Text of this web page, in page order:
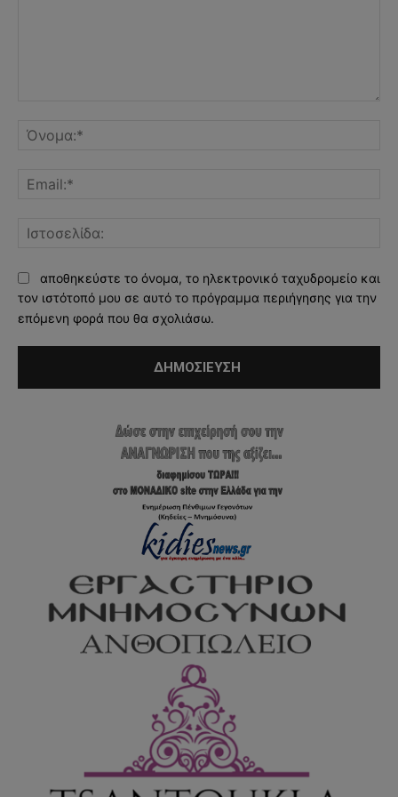
αποθηκεύστε το όνομα, το ηλεκτρονικό ταχυδρομείο και
τον ιστότοπό μου σε αυτό το πρόγραμμα περιήγησης για την
επόμενη φορά που θα σχολιάσω.